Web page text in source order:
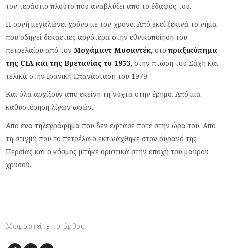
τον τεράστιο πλούτο που αναβλύζει από το έδαφός του.
Η οργή μεγαλώνει χρόνο με τον χρόνο. Από εκεί ξεκινά το νήμα
που οδηγεί δεκαετίες αργότερα στην εθνικοποίηση του
πετρελαίου από τονΜοχάμαντ Μοσαντέκ, στοπραξικόπημα
της CIA και της Βρετανίας το 1953, στην πτώση του Σάχη και
τελικά στην Ιρανική Επανάσταση του 1979.
Και όλα αρχίζουν από εκείνη τη νύχτα στην έρημο. Από μια
καθυστέρηση λίγων ωρών.
Από ένα τηλεγράφημα που δεν έφτασε ποτέ στην ώρα του. Από
τη στιγμή που το πετρέλαιο εκτινάχθηκε στον ουρανό της
Περσίας και ο κόσμος μπήκε οριστικά στην εποχή του μαύρου
χρυσού.
Μοιραστείτε το άρθρο